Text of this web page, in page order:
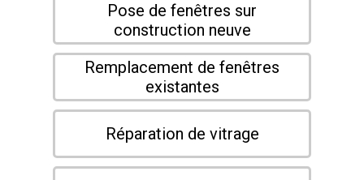
Pose de fenêtres sur
construction neuve
Remplacement de fenêtres
existantes
Réparation de vitrage